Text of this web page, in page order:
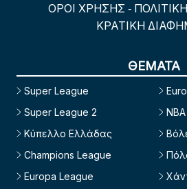
ΟΡΟΙ ΧΡΗΣΗΣ -
ΚΡΑΤΙΚΗ
ΘΕΜΑΤΑ
Super League
Super League 2
Κύπελλο Ελλάδας
Champions League
Europa League
NBA